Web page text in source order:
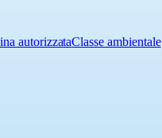
autorizzataClasse ambientale